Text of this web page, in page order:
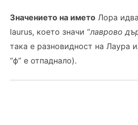
Значението на името Лора
laurus, което значи “лавpoвo
така е разновидност на Лаура
“ф” е отпаднало).